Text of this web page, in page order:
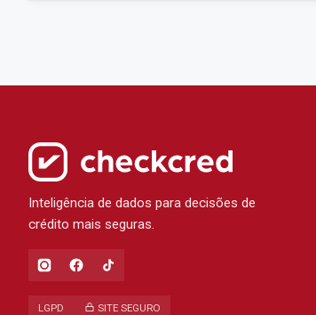
Inteligência de dados para decisões de
crédito mais seguras.
LGPD SITE SEGURO